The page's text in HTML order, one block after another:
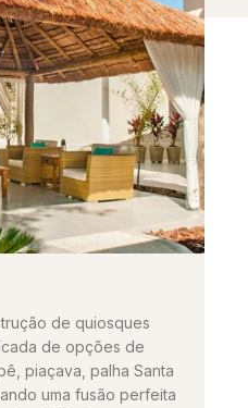
de quiosques
de opções de
piaçava, palha Santa
uma fusão perfeita